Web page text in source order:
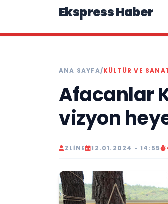
Ekspress Haber
ANA SAYFA/KÜLTÜR VE
Afacanlar
vizyon
ZLINE 12.01.2024 - 14:55